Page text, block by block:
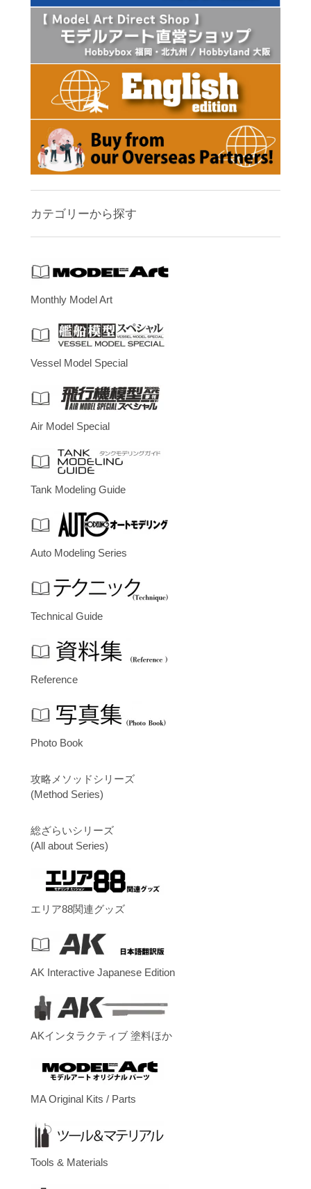
カテゴリーから探す
Monthly Model Art
Vessel Model Special
Air Model Special
Tank Modeling Guide
Auto Modeling Series
Technical Guide
Reference
Photo Book
攻略メソッドシリーズ
(Method Series)
総ざらいシリーズ
(All about Series)
エリア88関連グッズ
AK Interactive Japanese Edition
AKインタラクティブ 塗料ほか
MA Original Kits / Parts
Tools & Materials